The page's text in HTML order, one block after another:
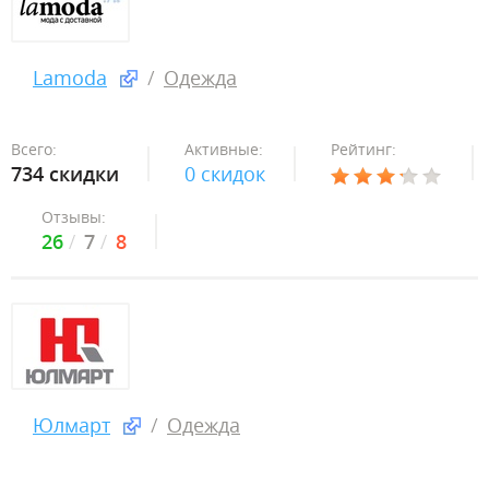
Lamoda Одежда
Всего:
734 скидки
Активные:
0 скидок
Рейтинг:
Отзывы:
26 7 8
Юлмарт Одежда